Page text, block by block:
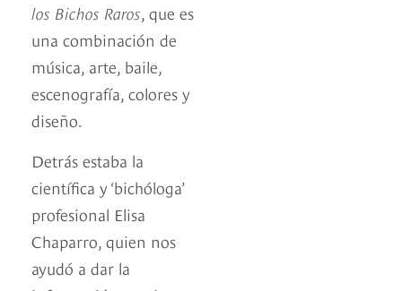
los Bichos Raros, que es
una combinación de
música, arte, baile,
escenografía, colores y
diseño.
Detrás estaba la
científica y ‘bichóloga’
profesional Elisa
Chaparro, quien nos
ayudó a dar la